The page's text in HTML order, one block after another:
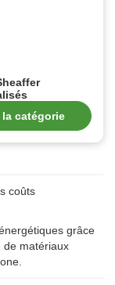
la catégorie
coûts
grâce
de matériaux